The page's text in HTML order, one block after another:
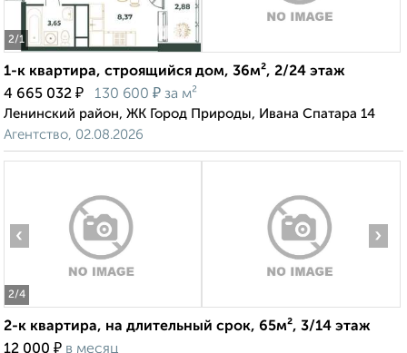
2/1
1-к квартира, строящийся дом, 36м², 2/24 этаж
4 665 032 ₽ 130 600 ₽ за м²
Ленинский район, ЖК Город Природы, Ивана Спатара 14
Агентство, 02.08.2026
2/4
‹ ›
2-к квартира, на длительный срок, 65м², 3/14 этаж
12 000 ₽ в месяц